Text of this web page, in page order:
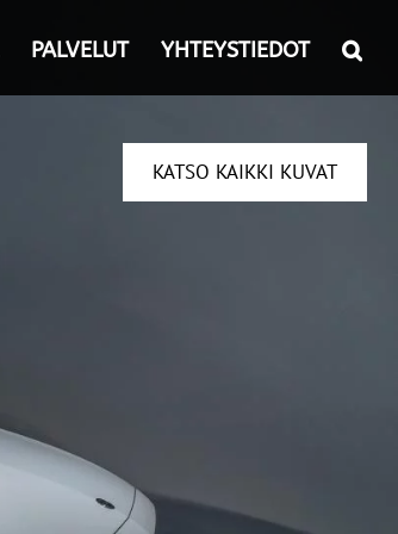
PALVELUT YHTEYSTIEDOT
KATSO KAIKKI KUVAT